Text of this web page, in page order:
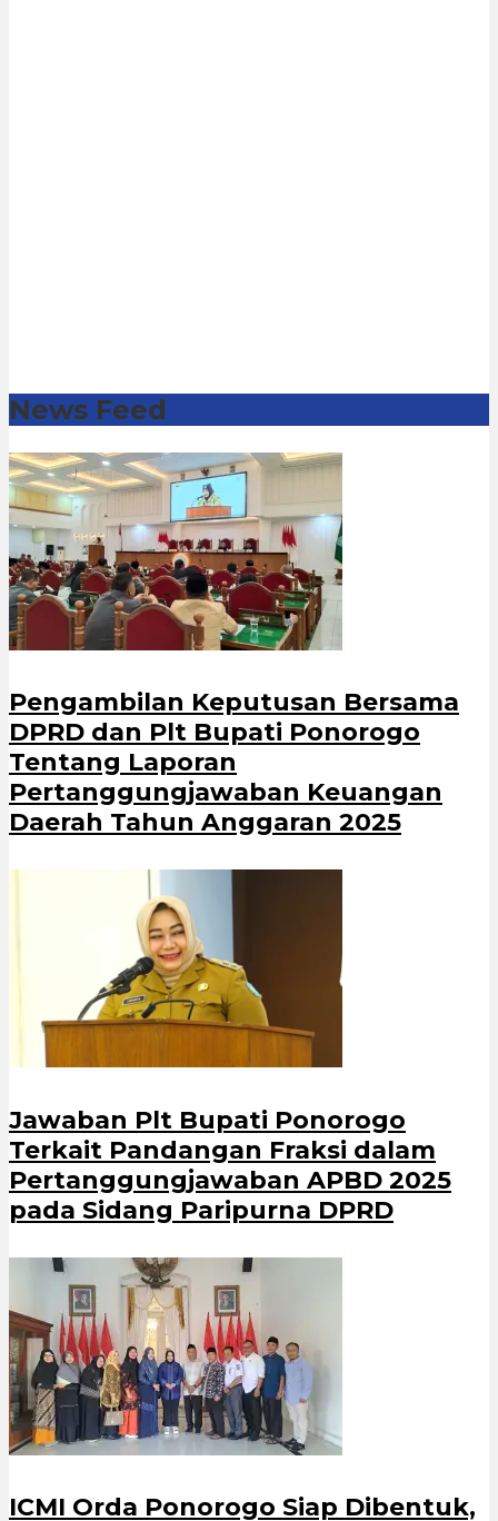
News Feed
Pengambilan Keputusan Bersama
DPRD dan Plt Bupati Ponorogo
Tentang Laporan
Pertanggungjawaban Keuangan
Daerah Tahun Anggaran 2025
Jawaban Plt Bupati Ponorogo
Terkait Pandangan Fraksi dalam
Pertanggungjawaban APBD 2025
pada Sidang Paripurna DPRD
ICMI Orda Ponorogo Siap Dibentuk,